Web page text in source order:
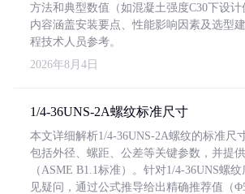
方法和典型数值（如混凝土强度C30下设计
内容涵盖安装要点、性能影响因素及选型
程技术人员参考。
2026年8月4日
1/4-36UNS-2A螺纹标准尺寸
本文详细解析1/4-36UNS-2A螺纹的标准尺
包括外径、螺距、公差等关键参数，并提
（ASME B1.1标准）。针对1/4-36UNS螺
见疑问，通过公式推导给出精确推荐值（